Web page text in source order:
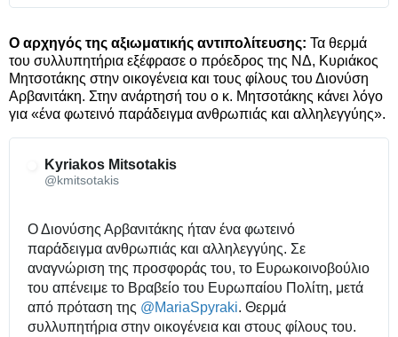
Ο αρχηγός της αξιωματικής αντιπολίτευσης: Τα θερμά
του συλλυπητήρια εξέφρασε ο πρόεδρος της ΝΔ, Κυριάκος
Μητσοτάκης στην οικογένεια και τους φίλους του Διονύση
Αρβανιτάκη. Στην ανάρτησή του ο κ. Μητσοτάκης κάνει λόγο
για «ένα φωτεινό παράδειγμα ανθρωπιάς και αλληλεγγύης».
Kyriakos Mitsotakis
@kmitsotakis
Ο Διονύσης Αρβανιτάκης ήταν ένα φωτεινό
παράδειγμα ανθρωπιάς και αλληλεγγύης. Σε
αναγνώριση της προσφοράς του, το Ευρωκοινοβούλιο
του απένειμε το Βραβείο του Ευρωπαίου Πολίτη, μετά
από πρόταση της @MariaSpyraki. Θερμά
συλλυπητήρια στην οικογένεια και στους φίλους του.